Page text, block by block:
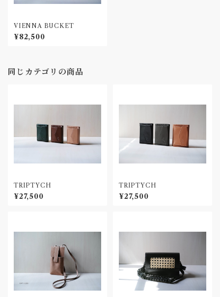
VIENNA BUCKET
¥82,500
同じカテゴリの商品
TRIPTYCH
¥27,500
TRIPTYCH
¥27,500